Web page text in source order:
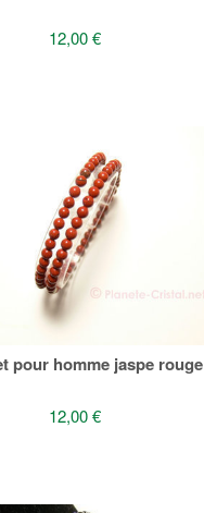
12,00 €
pour homme jaspe rouge
12,00 €